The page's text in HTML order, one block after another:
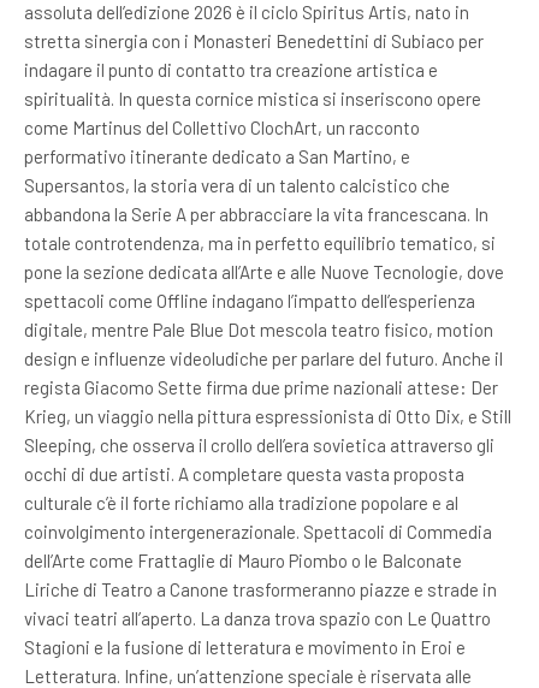
assoluta dell’edizione 2026 è il ciclo Spiritus Artis, nato in
stretta sinergia con i Monasteri Benedettini di Subiaco per
indagare il punto di contatto tra creazione artistica e
spiritualità. In questa cornice mistica si inseriscono opere
come Martinus del Collettivo ClochArt, un racconto
performativo itinerante dedicato a San Martino, e
Supersantos, la storia vera di un talento calcistico che
abbandona la Serie A per abbracciare la vita francescana. In
totale controtendenza, ma in perfetto equilibrio tematico, si
pone la sezione dedicata all’Arte e alle Nuove Tecnologie, dove
spettacoli come Offline indagano l’impatto dell’esperienza
digitale, mentre Pale Blue Dot mescola teatro fisico, motion
design e influenze videoludiche per parlare del futuro. Anche il
regista Giacomo Sette firma due prime nazionali attese: Der
Krieg, un viaggio nella pittura espressionista di Otto Dix, e Still
Sleeping, che osserva il crollo dell’era sovietica attraverso gli
occhi di due artisti. A completare questa vasta proposta
culturale c’è il forte richiamo alla tradizione popolare e al
coinvolgimento intergenerazionale. Spettacoli di Commedia
dell’Arte come Frattaglie di Mauro Piombo o le Balconate
Liriche di Teatro a Canone trasformeranno piazze e strade in
vivaci teatri all’aperto. La danza trova spazio con Le Quattro
Stagioni e la fusione di letteratura e movimento in Eroi e
Letteratura. Infine, un’attenzione speciale è riservata alle